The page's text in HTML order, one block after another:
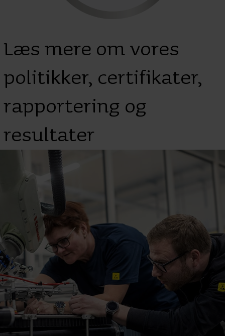
Læs mere om vores
politikker, certifikater,
rapportering og
resultater